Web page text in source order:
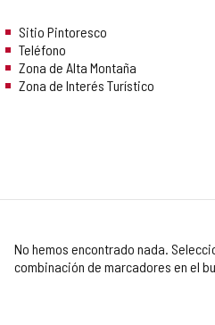
Sitio Pintoresco
Teléfono
Zona de Alta Montaña
Zona de Interés Turístico
No hemos encontrado nada.
combinación de marcadores en el